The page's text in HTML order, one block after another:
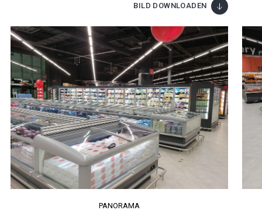
BILD DOWNLOADEN
PANORAMA